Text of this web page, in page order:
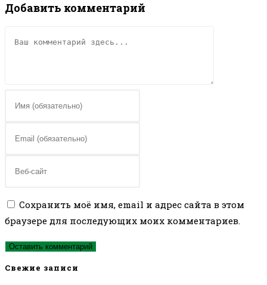
Добавить комментарий
или
пользователя,
прокомментировать
адрес,
прокомментировать
веб-
сайта
(необязательно)
Сохранить моё имя, email и адрес сайта в этом
браузере для последующих моих комментариев.
Свежие записи